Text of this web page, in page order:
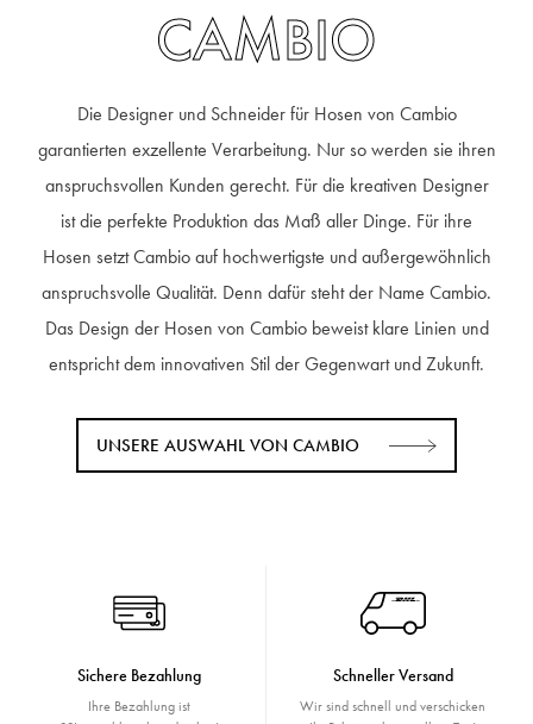
CAMBIO
Die Designer und Schneider für Hosen von Cambio
garantierten exzellente Verarbeitung. Nur so werden sie ihren
anspruchsvollen Kunden gerecht. Für die kreativen Designer
ist die perfekte Produktion das Maß aller Dinge. Für ihre
Hosen setzt Cambio auf hochwertigste und außergewöhnlich
anspruchsvolle Qualität. Denn dafür steht der Name Cambio.
Das Design der Hosen von Cambio beweist klare Linien und
entspricht dem innovativen Stil der Gegenwart und Zukunft.
UNSERE AUSWAHL VON CAMBIO
Sichere Bezahlung
Ihre Bezahlung ist
Schneller Versand
Wir sind schnell und verschicken